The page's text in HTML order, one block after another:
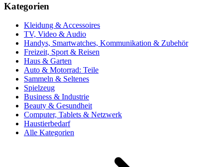
Kategorien
Kleidung & Accessoires
TV, Video & Audio
Handys, Smartwatches, Kommunikation & Zubehör
Freizeit, Sport & Reisen
Haus & Garten
Auto & Motorrad: Teile
Sammeln & Seltenes
Spielzeug
Business & Industrie
Beauty & Gesundheit
Computer, Tablets & Netzwerk
Haustierbedarf
Alle Kategorien